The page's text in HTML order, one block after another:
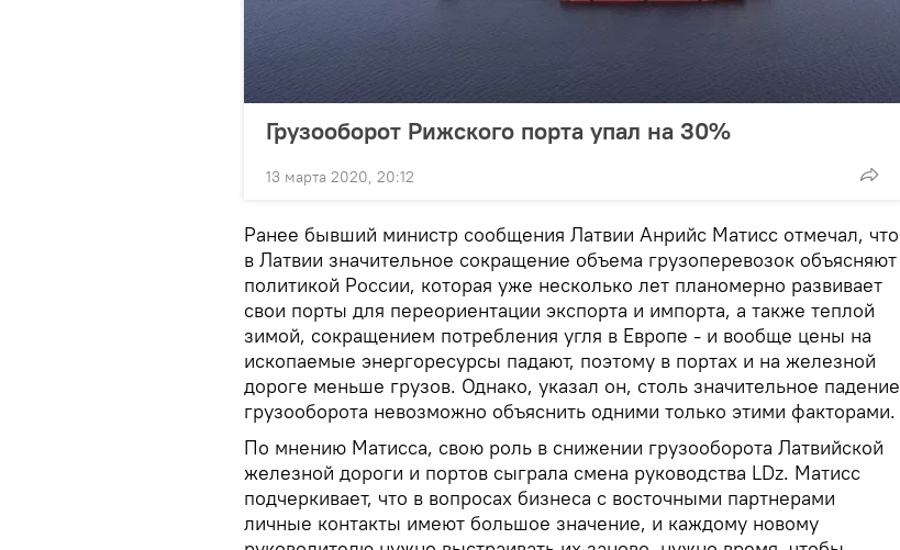
Грузооборот Рижского порта упал на 30%
13 марта 2020, 20:12
Ранее бывший министр сообщения Латвии Анрийс Матисс отмечал, что
в Латвии значительное сокращение объема грузоперевозок объясняют
политикой России, которая уже несколько лет планомерно развивает
свои порты для переориентации экспорта и импорта, а также теплой
зимой, сокращением потребления угля в Европе - и вообще цены на
ископаемые энергоресурсы падают, поэтому в портах и на железной
дороге меньше грузов. Однако, указал он, столь значительное падение
грузооборота невозможно объяснить одними только этими факторами.
По мнению Матисса, свою роль в снижении грузооборота Латвийской
железной дороги и портов сыграла смена руководства LDz. Матисс
подчеркивает, что в вопросах бизнеса с восточными партнерами
личные контакты имеют большое значение, и каждому новому